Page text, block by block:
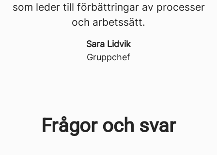
som leder till förbättringar av processer
och arbetssätt.
Sara Lidvik
Gruppchef
Frågor och svar